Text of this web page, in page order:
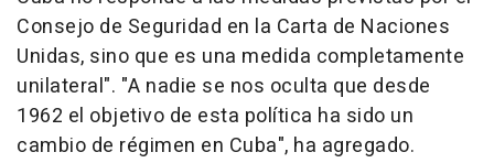
Consejo de Seguridad en la Carta de Naciones
Unidas, sino que es una medida completamente
unilateral". "A nadie se nos oculta que desde
1962 el objetivo de esta política ha sido un
cambio de régimen en Cuba", ha agregado.